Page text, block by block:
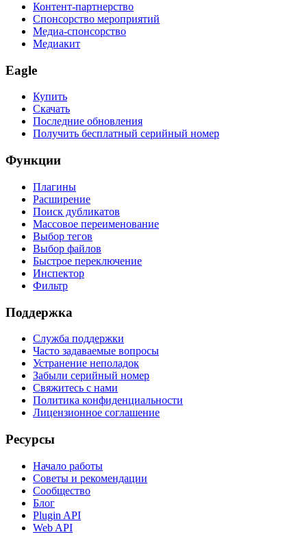
Контент-партнерство
Спонсорство мероприятий
Медиа-спонсорство
Медиакит
Eagle
Купить
Скачать
Последние обновления
Получить бесплатный серийный номер
Функции
Плагины
Расширение
Поиск дубликатов
Массовое переименование
Выбор тегов
Выбор файлов
Быстрое переключение
Инспектор
Фильтр
Поддержка
Служба поддержки
Часто задаваемые вопросы
Устранение неполадок
Забыли серийный номер
Свяжитесь с нами
Политика конфиденциальности
Лицензионное соглашение
Ресурсы
Начало работы
Советы и рекомендации
Сообщество
Блог
Plugin API
Web API